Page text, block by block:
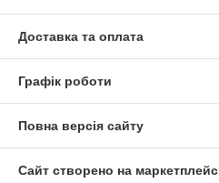
Доставка та оплата
Графік роботи
Повна версія сайту
Сайт створено на